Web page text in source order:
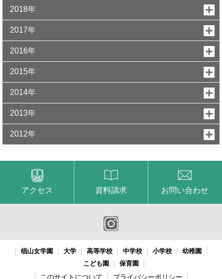
2018年
2017年
2016年
2015年
2014年
2013年
2012年
アクセス 資料請求 お問い合わせ
椙山女学園 大学 高等学校 中学校 小学校
幼稚園
こども園
保育園
このサイトについて プライバシーポリシー